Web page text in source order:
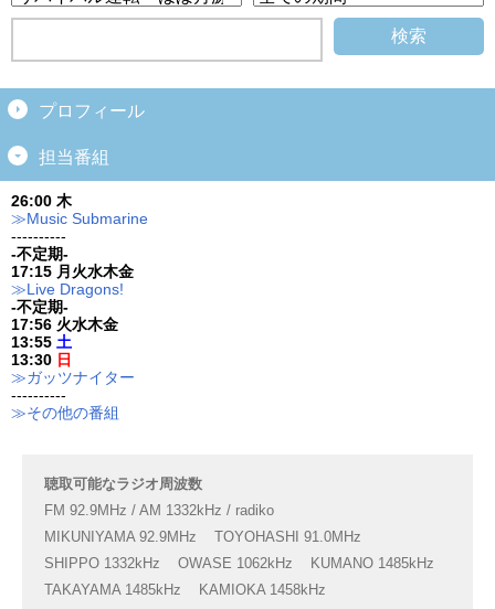
プロフィール
担当番組
26:00 木
≫Music Submarine
----------
-不定期-
17:15 月火水木金
≫Live Dragons!
-不定期-
17:56 火水木金
13:55 土
13:30 日
≫ガッツナイター
----------
≫その他の番組
聴取可能なラジオ周波数
FM 92.9MHz / AM 1332kHz / radiko
MIKUNIYAMA 92.9MHz
TOYOHASHI 91.0MHz
SHIPPO 1332kHz
OWASE 1062kHz
KUMANO 1485kHz
TAKAYAMA 1485kHz
KAMIOKA 1458kHz